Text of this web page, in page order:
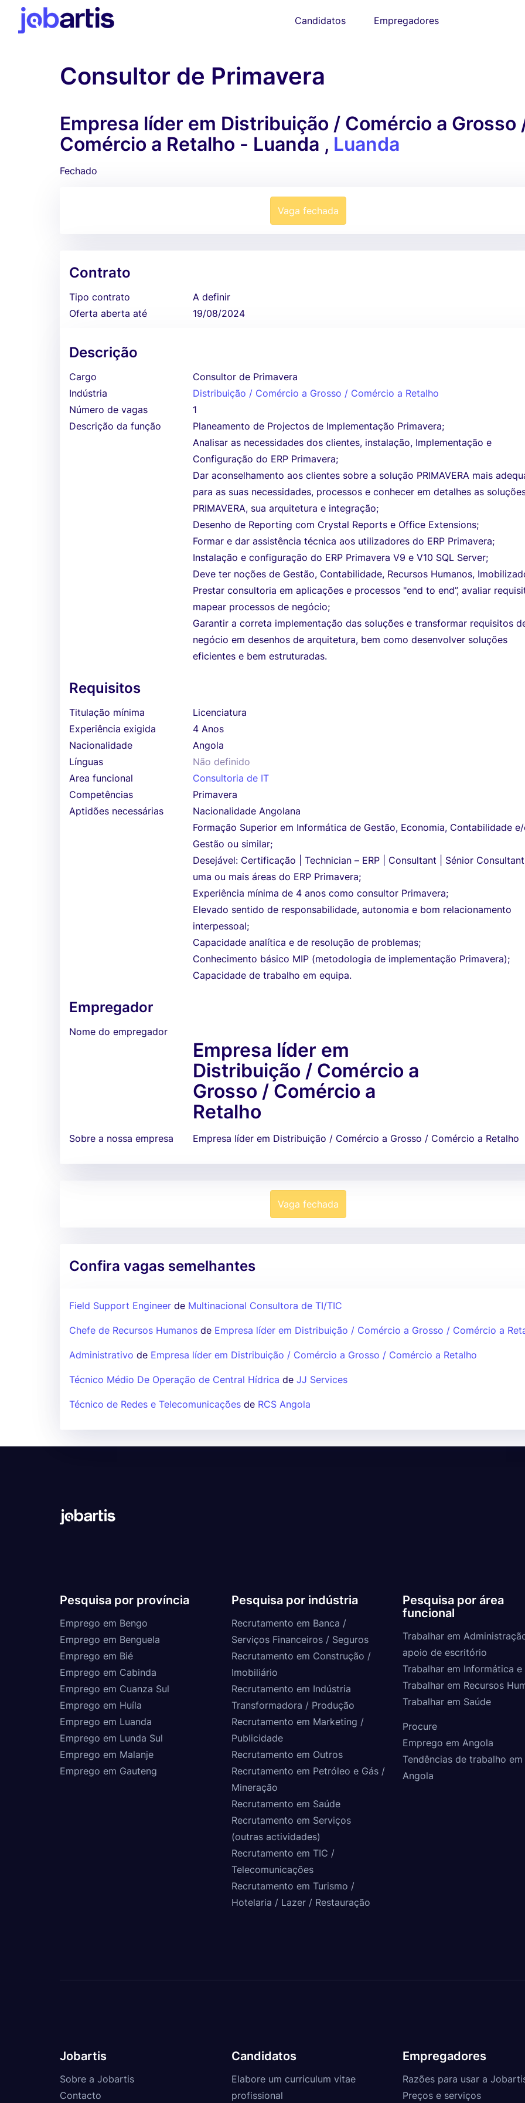
Candidatos Empregadores
Consultor de Primavera
Empresa líder em Distribuição / Comércio a Grosso
Comércio a Retalho - Luanda , Luanda
Fechado
Vaga fechada
Contrato
Tipo contrato
A definir
Oferta aberta até
19/08/2024
Descrição
Cargo
Consultor de Primavera
Indústria
Distribuição / Comércio a Grosso / Comércio a Retalho
Número de vagas
1
Descrição da função
Planeamento de Projectos de Implementação Primavera;
Analisar as necessidades dos clientes, instalação, Implementação e
Configuração do ERP Primavera;
Dar aconselhamento aos clientes sobre a solução PRIMAVERA mais
para as suas necessidades, processos e conhecer em detalhes as
PRIMAVERA, sua arquitetura e integração;
Desenho de Reporting com Crystal Reports e Office Extensions;
Formar e dar assistência técnica aos utilizadores do ERP Primavera;
Instalação e configuração do ERP Primavera V9 e V10 SQL Server;
Deve ter noções de Gestão, Contabilidade, Recursos Humanos,
Prestar consultoria em aplicações e processos "end to end”, avaliar
mapear processos de negócio;
Garantir a correta implementação das soluções e transformar requisitos
negócio em desenhos de arquitetura, bem como desenvolver soluções
eficientes e bem estruturadas.
Requisitos
Titulação mínima
Licenciatura
Experiência exigida
4 Anos
Nacionalidade
Angola
Línguas
Não definido
Area funcional
Consultoria de IT
Competências
Primavera
Aptidões necessárias
Nacionalidade Angolana
Formação Superior em Informática de Gestão, Economia, Contabilidade
Gestão ou similar;
Desejável: Certificação | Technician – ERP | Consultant | Sénior
uma ou mais áreas do ERP Primavera;
Experiência mínima de 4 anos como consultor Primavera;
Elevado sentido de responsabilidade, autonomia e bom relacionamento
interpessoal;
Capacidade analítica e de resolução de problemas;
Conhecimento básico MIP (metodologia de implementação Primavera);
Capacidade de trabalho em equipa.
Empregador
Nome do empregador
Empresa líder em
Distribuição / Comércio a
Grosso / Comércio a
Retalho
Sobre a nossa empresa Empresa líder em Distribuição / Comércio a Grosso / Comércio a Retalho
Vaga fechada
Confira vagas semelhantes
Field Support Engineer de Multinacional Consultora de TI/TIC
Chefe de Recursos Humanos de Empresa líder em Distribuição / Comércio a Grosso / Comércio a
Administrativo de Empresa líder em Distribuição / Comércio a Grosso / Comércio a Retalho
Técnico Médio De Operação de Central Hídrica de JJ Services
Técnico de Redes e Telecomunicações de RCS Angola
Pesquisa por província
Emprego em Bengo
Emprego em Benguela
Emprego em Bié
Emprego em Cabinda
Emprego em Cuanza Sul
Emprego em Huíla
Emprego em Luanda
Emprego em Lunda Sul
Emprego em Malanje
Emprego em Gauteng
Pesquisa por indústria
Recrutamento em Banca /
Serviços Financeiros / Seguros
Recrutamento em Construção /
Imobiliário
Recrutamento em Indústria
Transformadora / Produção
Recrutamento em Marketing /
Publicidade
Recrutamento em Outros
Recrutamento em Petróleo e Gás /
Mineração
Recrutamento em Saúde
Recrutamento em Serviços
(outras actividades)
Recrutamento em TIC /
Telecomunicações
Recrutamento em Turismo /
Hotelaria / Lazer / Restauração
Pesquisa por área
funcional
Trabalhar em
apoio de escritório
Trabalhar em Informática e
Trabalhar em Recursos
Trabalhar em Saúde
Procure
Emprego em Angola
Tendências de trabalho em
Angola
Jobartis
Sobre a Jobartis
Contacto
Candidatos
Elabore um curriculum vitae
profissional
Empregadores
Razões para usar a
Preços e serviços